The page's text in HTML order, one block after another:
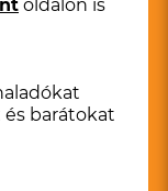
oldalon is
és barátokat